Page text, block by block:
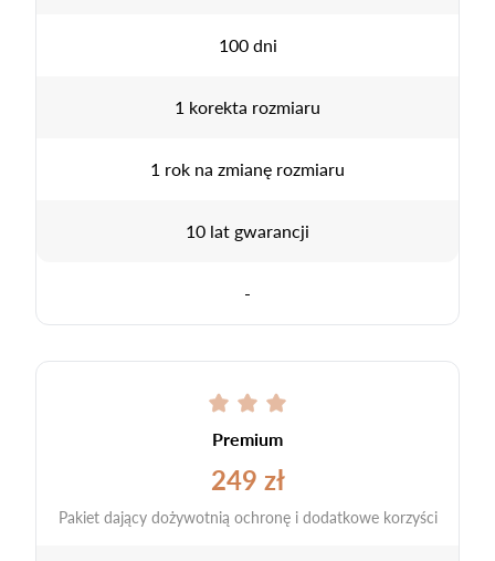
100 dni
1 korekta rozmiaru
1 rok na zmianę rozmiaru
10 lat gwarancji
-
Premium
249 zł
Pakiet dający dożywotnią ochronę i dodatkowe korzyści